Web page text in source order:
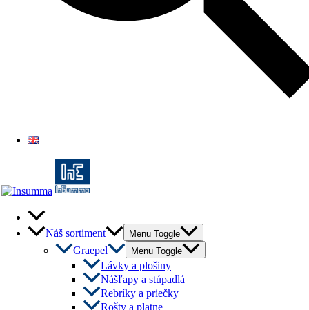
Náš sortiment Menu Toggle
Graepel Menu Toggle
Lávky a plošiny
Nášľapy a stúpadlá
Rebríky a priečky
Rošty a platne